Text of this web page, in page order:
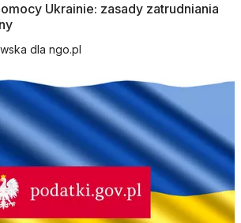
Ukrainie: zasady zatrudniania
dla ngo.pl